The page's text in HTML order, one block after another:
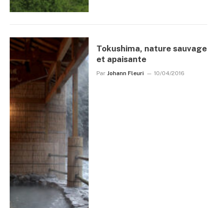
Tokushima, nature sauvage
et apaisante
Par Johann Fleuri 10/04/2016